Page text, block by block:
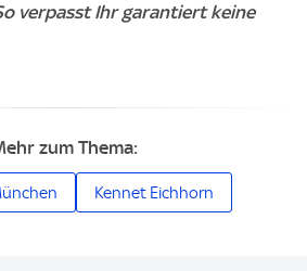
verpasst Ihr garantiert keine
zum Thema:
Kennet Eichhorn